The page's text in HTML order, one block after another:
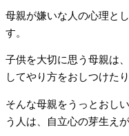
母親が嫌いな人の心理と
す。
子供を大切に思う母親は
してやり方をおしつけた
そんな母親をうっとおし
う人は、自立心の芽生え